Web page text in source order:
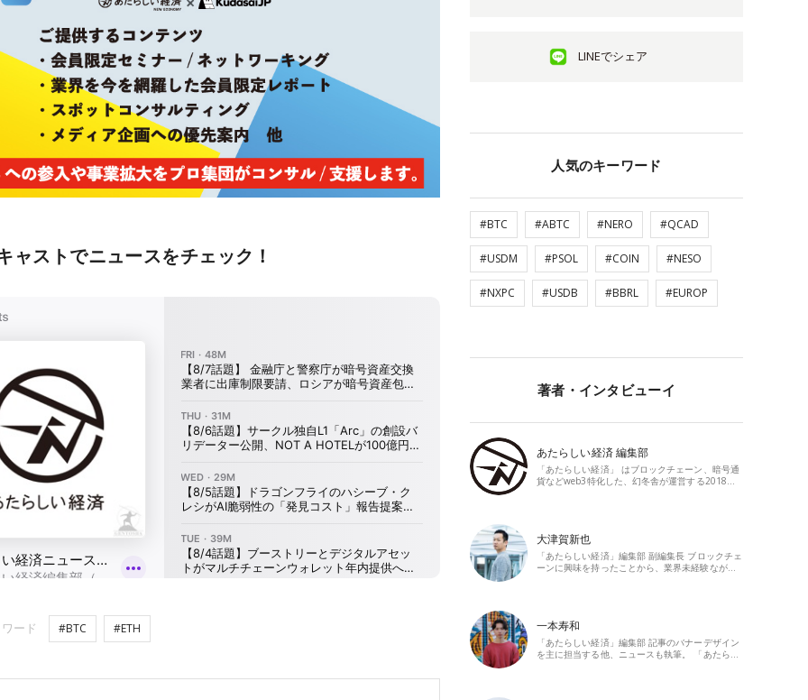
ャストでニュースをチェック！
ード #BTC #ETH
LINEでシェア
人気のキーワード
#BTC #ABTC #NERO #QCAD
#USDM #PSOL #COIN #NESO
#NXPC #USDB #BBRL #EUROP
著者・インタビューイ
あたらしい経済 編集部
「あたらしい経済」 はブロックチェーン、暗号通
貨などweb3特化した、幻冬舎が運営する2018…
大津賀新也
「あたらしい経済」編集部 副編集長 ブロックチェ
ーンに興味を持ったことから、業界未経験なが…
一本寿和
「あたらしい経済」編集部 記事のバナーデザイン
を主に担当する他、ニュースも執筆。 「あたら…